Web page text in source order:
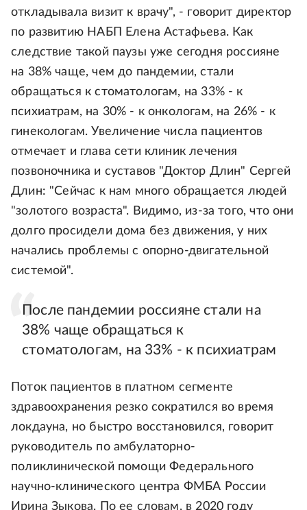
откладывала визит к врачу", - говорит директор
по развитию НАБП Елена Астафьева. Как
следствие такой паузы уже сегодня россияне
на 38% чаще, чем до пандемии, стали
обращаться к стоматологам, на 33% - к
психиатрам, на 30% - к онкологам, на 26% - к
гинекологам. Увеличение числа пациентов
отмечает и глава сети клиник лечения
позвоночника и суставов "Доктор Длин" Сергей
Длин: "Сейчас к нам много обращается людей
"золотого возраста". Видимо, из-за того, что они
долго просидели дома без движения, у них
начались проблемы с опорно-двигательной
системой".
После пандемии россияне стали на
38% чаще обращаться к
стоматологам, на 33% - к психиатрам
Поток пациентов в платном сегменте
здравоохранения резко сократился во время
локдауна, но быстро восстановился, говорит
руководитель по амбулаторно-
поликлинической помощи Федерального
научно-клинического центра ФМБА России
Ирина Зыкова. По ее словам, в 2020 году